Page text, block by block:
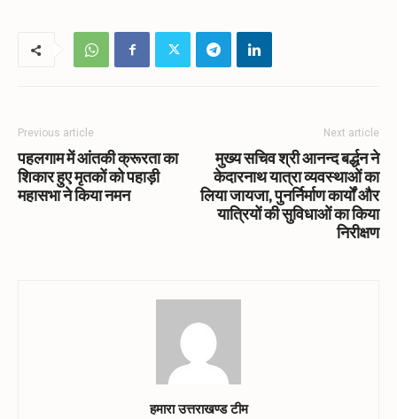
Previous article
पहलगाम में आंतकी क्रूरता का
शिकार हुए मृतकों को पहाड़ी
महासभा ने किया नमन
Next article
मुख्य सचिव श्री आनन्द बर्द्धन ने
केदारनाथ यात्रा व्यवस्थाओं का
लिया जायजा, पुनर्निर्माण कार्यों और
यात्रियों की सुविधाओं का किया
निरीक्षण
हमारा उत्तराखण्ड टीम